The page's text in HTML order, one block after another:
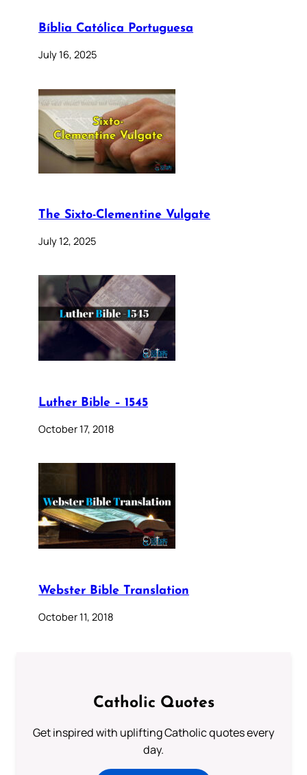
Bíblia Católica Portuguesa
July 16, 2025
The Sixto-Clementine Vulgate
July 12, 2025
Luther Bible – 1545
October 17, 2018
Webster Bible Translation
October 11, 2018
Catholic Quotes
Get inspired with uplifting Catholic quotes every
day.